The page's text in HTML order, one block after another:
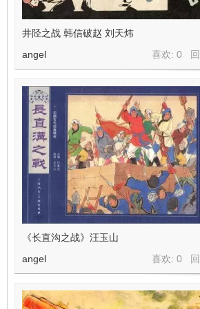
井陉之战 韩信破赵 刘天炜
喜欢: 0
angel
《长直沟之战》汪玉山
喜欢: 0
angel